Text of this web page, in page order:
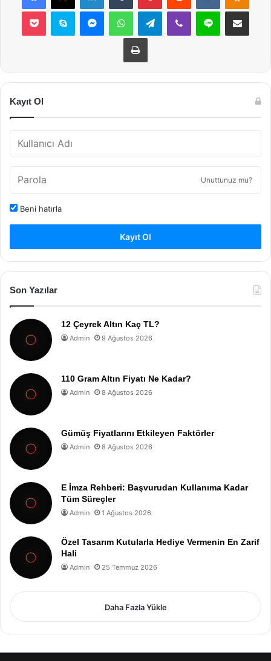
Pocket Skype MessengerWhatsAppTelegramViber Line E-Posta ile
Yazdır
Kayıt Ol
Unuttunuz mu?
Beni hatırla
Kayıt Ol
Son Yazılar
12 Çeyrek Altın Kaç TL?
Admin 9 Ağustos 2026
110 Gram Altın Fiyatı Ne Kadar?
Admin 8 Ağustos 2026
Gümüş Fiyatlarını Etkileyen Faktörler
Admin 8 Ağustos 2026
E İmza Rehberi: Başvurudan Kullanıma Kadar
Tüm Süreçler
Admin 1 Ağustos 2026
Özel Tasarım Kutularla Hediye Vermenin En Zarif
Hali
Admin 25 Temmuz 2026
Daha Fazla Yükle